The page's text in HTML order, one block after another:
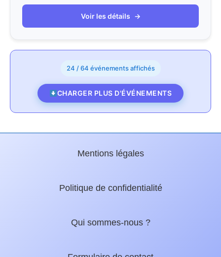
Voir les détails →
24 / 64 événements affichés
CHARGER PLUS D'ÉVÉNEMENTS
Mentions légales
Politique de confidentialité
Qui sommes-nous ?